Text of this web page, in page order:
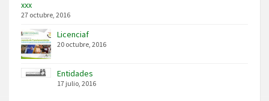
xxx
27 octubre, 2016
Licenciaf
20 octubre, 2016
Entidades
17 julio, 2016